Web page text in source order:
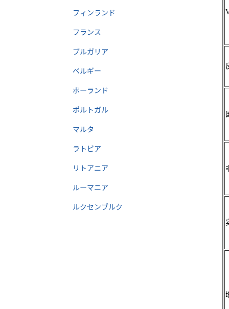
フィンランド
フランス
ブルガリア
ベルギー
ポーランド
ポルトガル
マルタ
ラトビア
リトアニア
ルーマニア
ルクセンブルク